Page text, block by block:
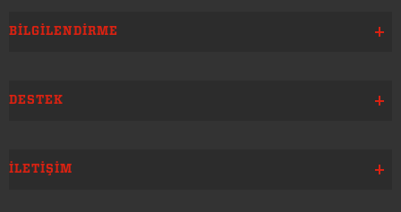
BILGILENDIRME
DESTEK
İLETIŞIM